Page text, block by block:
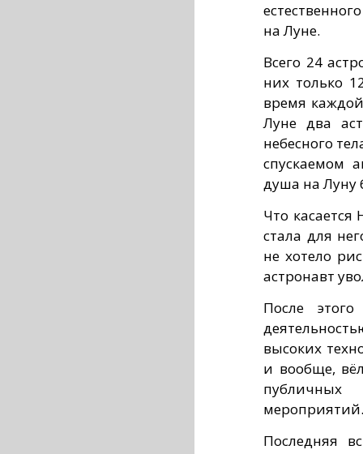
на Луне.
Всего 24
них только
время
Луне два
небесного
спускаемом
душа на Луну
Что
стала для
не хотело
астронавт
После
высоких
и вообще,
мероприятий.
Последняя